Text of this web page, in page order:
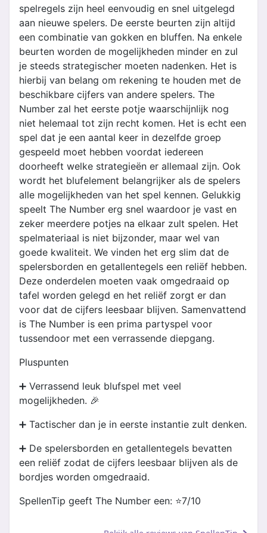
spelregels zijn heel eenvoudig en snel uitgelegd
aan nieuwe spelers. De eerste beurten zijn altijd
een combinatie van gokken en bluffen. Na enkele
beurten worden de mogelijkheden minder en zul
je steeds strategischer moeten nadenken. Het is
hierbij van belang om rekening te houden met de
beschikbare cijfers van andere spelers. The
Number zal het eerste potje waarschijnlijk nog
niet helemaal tot zijn recht komen. Het is echt een
spel dat je een aantal keer in dezelfde groep
gespeeld moet hebben voordat iedereen
doorheeft welke strategieën er allemaal zijn. Ook
wordt het blufelement belangrijker als de spelers
alle mogelijkheden van het spel kennen. Gelukkig
speelt The Number erg snel waardoor je vast en
zeker meerdere potjes na elkaar zult spelen. Het
spelmateriaal is niet bijzonder, maar wel van
goede kwaliteit. We vinden het erg slim dat de
spelersborden en getallentegels een reliëf hebben.
Deze onderdelen moeten vaak omgedraaid op
tafel worden gelegd en het reliëf zorgt er dan
voor dat de cijfers leesbaar blijven. Samenvattend
is The Number is een prima partyspel voor
tussendoor met een verrassende diepgang.
Pluspunten
➕ Verrassend leuk blufspel met veel
mogelijkheden. 🎉
➕ Tactischer dan je in eerste instantie zult denken.
➕ De spelersborden en getallentegels bevatten
een reliëf zodat de cijfers leesbaar blijven als de
bordjes worden omgedraaid.
SpellenTip geeft The Number een: ⭐️7/10